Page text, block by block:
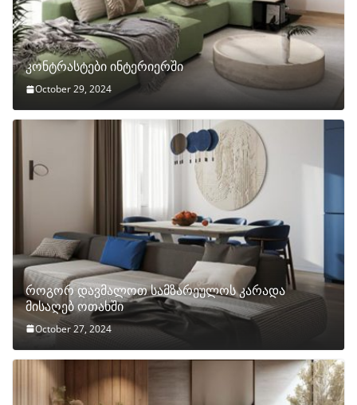
კონტრასტები ინტერიერში
October 29, 2024
როგორ დავმალოთ სამზარეულოს კარადა
მისაღებ ოთახში
October 27, 2024